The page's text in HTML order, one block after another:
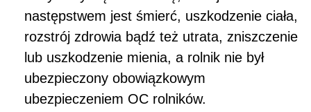
następstwem jest śmierć, uszkodzenie ciała,
rozstrój zdrowia bądź też utrata, zniszczenie
lub uszkodzenie mienia, a rolnik nie był
ubezpieczony obowiązkowym
ubezpieczeniem OC rolników.